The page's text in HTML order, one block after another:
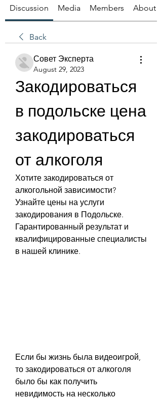
Discussion Media Members About
Back
Совет Эксперта
August 29, 2023
Закодироваться
в подольске цена
закодироваться
от алкоголя
Хотите закодироваться от
алкогольной зависимости?
Узнайте цены на услуги
закодирования в Подольске.
Гарантированный результат и
квалифицированные специалисты
в нашей клинике.
Если бы жизнь была видеоигрой,
то закодироваться от алкоголя
было бы как получить
невидимость на несколько